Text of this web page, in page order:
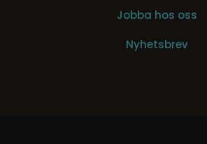
Jobba hos oss
Nyhetsbrev